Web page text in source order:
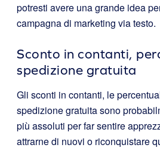
potresti avere una grande idea
campagna di marketing via testo.
Sconto in contanti,
spedizione gratuita
Gli sconti in contanti, le
spedizione gratuita sono
più assoluti per far sentire
attrarne di nuovi o riconquistare